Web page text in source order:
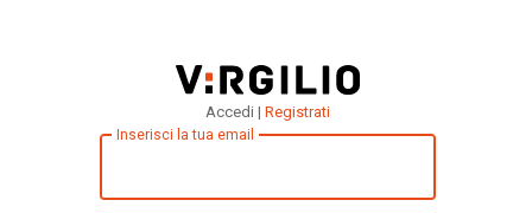
Accedi | Registrati
Inserisci la tua email